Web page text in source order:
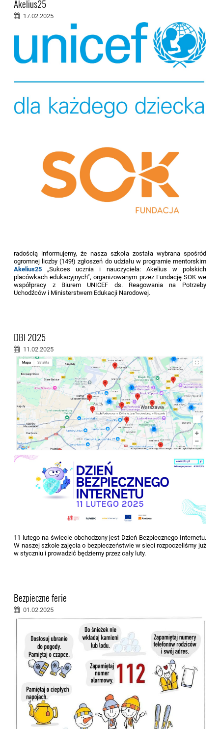
Akelius25
17.02.2025
radością informujemy, że nasza szkoła została wybrana spośród
ogromnej liczby (149!) zgłoszeń do udziału w programie mentorskim
Akelius25 „Sukces ucznia i nauczyciela: Akelius w polskich
placówkach edukacyjnych”, organizowanym przez Fundację SOK we
współpracy z Biurem UNICEF ds. Reagowania na Potrzeby
Uchodźców i Ministerstwem Edukacji Narodowej.
DBI 2025
11.02.2025
11 lutego na świecie obchodzony jest Dzień Bezpiecznego Internetu.
W naszej szkole zajęcia o bezpieczeństwie w sieci rozpoczeliśmy już
w styczniu i prowadzić będziemy przez cały luty.
Bezpieczne ferie
01.02.2025